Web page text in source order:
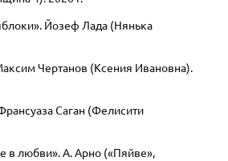
Йозеф Лада (Нянька
Чертанов (Ксения Ивановна).
Саган (Фелисити
в любви». А. Арно («Пяйве»,